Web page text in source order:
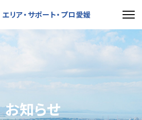
エリア・サポート・プロ愛媛
お知らせ